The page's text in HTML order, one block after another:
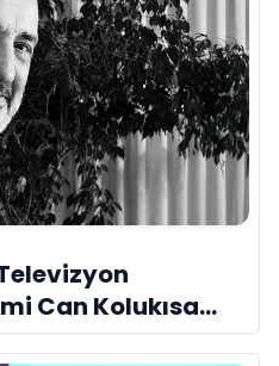
Can Kolukısa